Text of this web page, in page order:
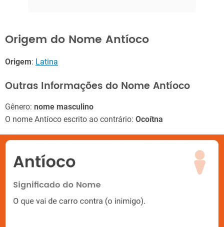
Origem do Nome Antíoco
Origem: Latina
Outras Informações do Nome Antíoco
Gênero: nome masculino
O nome Antíoco escrito ao contrário: Ocoítna